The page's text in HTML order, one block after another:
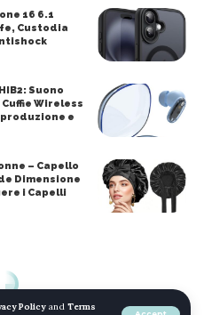
Policyand Terms
16 6.1
Custodia
Suono
Wireless
e
– Capello
Dimensione
i Capelli